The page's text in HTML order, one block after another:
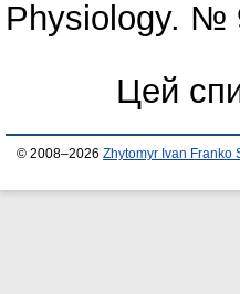
Physiology. №
Цей
© 2008–2026 Zhytomyr Ivan Franko